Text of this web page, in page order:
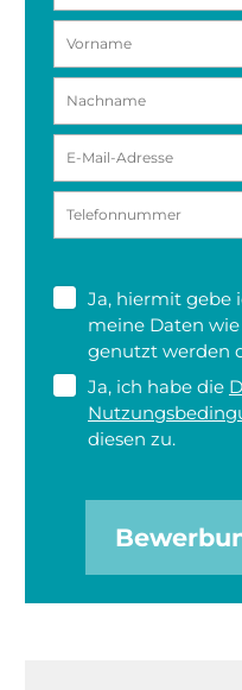
Ja, hiermit gebe
meine Daten
genutzt werden
Ja, ich habe die
diesen zu.